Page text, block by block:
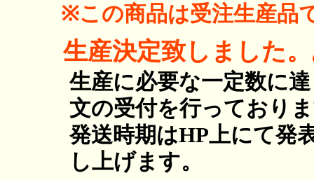
※この商品は受注生産品
生産決定致しました
生産に必要な一定数に
文の受付を行っており
発送時期はHP上にて発
し上げます。